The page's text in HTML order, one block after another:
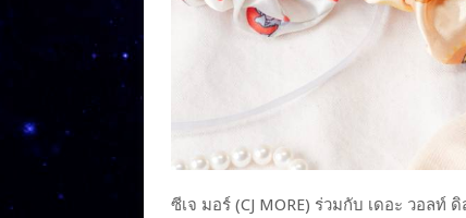
ซีเจ มอร์ (CJ MORE) ร่วมกับ เดอะ วอลท์